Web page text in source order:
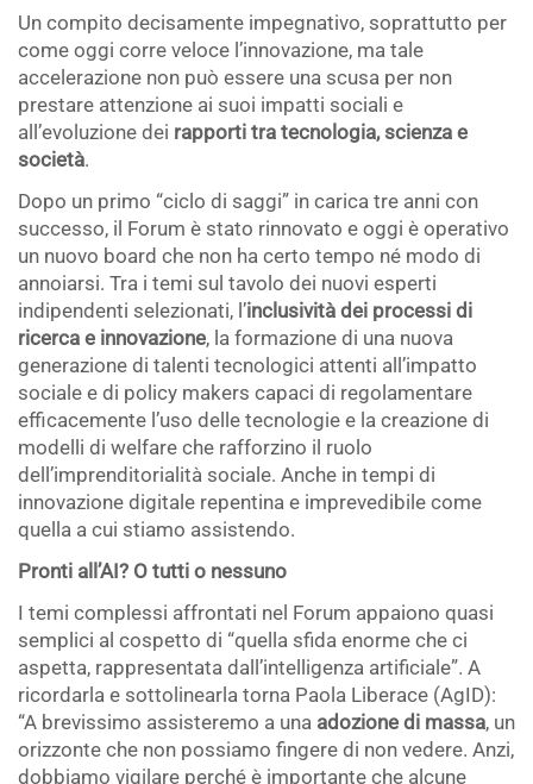
Un compito decisamente impegnativo, soprattutto per
come oggi corre veloce l’innovazione, ma tale
accelerazione non può essere una scusa per non
prestare attenzione ai suoi impatti sociali e
all’evoluzione dei rapporti tra tecnologia, scienza e
società.
Dopo un primo “ciclo di saggi” in carica tre anni con
successo, il Forum è stato rinnovato e oggi è operativo
un nuovo board che non ha certo tempo né modo di
annoiarsi. Tra i temi sul tavolo dei nuovi esperti
indipendenti selezionati, l’inclusività dei processi di
ricerca e innovazione, la formazione di una nuova
generazione di talenti tecnologici attenti all’impatto
sociale e di policy makers capaci di regolamentare
efficacemente l’uso delle tecnologie e la creazione di
modelli di welfare che rafforzino il ruolo
dell’imprenditorialità sociale. Anche in tempi di
innovazione digitale repentina e imprevedibile come
quella a cui stiamo assistendo.
Pronti all’AI? O tutti o nessuno
I temi complessi affrontati nel Forum appaiono quasi
semplici al cospetto di “quella sfida enorme che ci
aspetta, rappresentata dall’intelligenza artificiale”. A
ricordarla e sottolinearla torna Paola Liberace (AgID):
“A brevissimo assisteremo a una adozione di massa, un
orizzonte che non possiamo fingere di non vedere. Anzi,
dobbiamo vigilare perché è importante che alcune